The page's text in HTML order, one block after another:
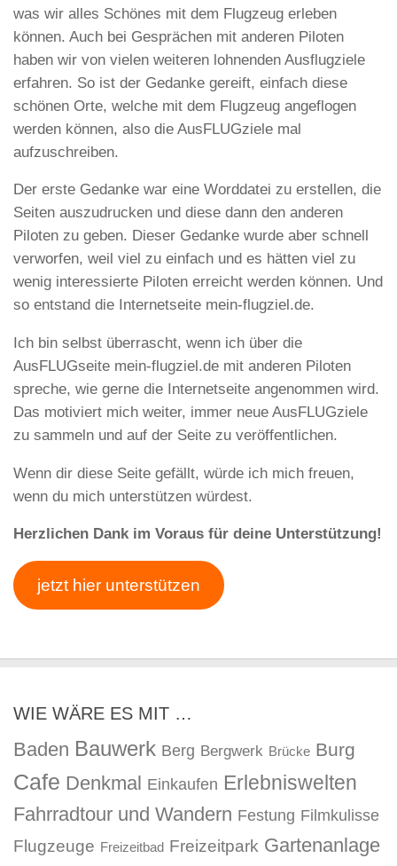
was wir alles Schönes mit dem Flugzeug erleben
können. Auch bei Gesprächen mit anderen Piloten
haben wir von vielen weiteren lohnenden Ausflugziele
erfahren. So ist der Gedanke gereift, einfach diese
schönen Orte, welche mit dem Flugzeug angeflogen
werden können, also die AusFLUGziele mal
aufzuschreiben.
Der erste Gedanke war eine Worddatei zu erstellen, die
Seiten auszudrucken und diese dann den anderen
Piloten zu geben. Dieser Gedanke wurde aber schnell
verworfen, weil viel zu einfach und es hätten viel zu
wenig interessierte Piloten erreicht werden können. Und
so entstand die Internetseite mein-flugziel.de.
Ich bin selbst überrascht, wenn ich über die
AusFLUGseite mein-flugziel.de mit anderen Piloten
spreche, wie gerne die Internetseite angenommen wird.
Das motiviert mich weiter, immer neue AusFLUGziele
zu sammeln und auf der Seite zu veröffentlichen.
Wenn dir diese Seite gefällt, würde ich mich freuen,
wenn du mich unterstützen würdest.
Herzlichen Dank im Voraus für deine Unterstützung!
jetzt hier unterstützen
WIE WÄRE ES MIT …
Baden Bauwerk Berg Bergwerk Brücke Burg
Cafe Denkmal Einkaufen Erlebniswelten
Fahrradtour und Wandern Festung Filmkulisse
Flugzeuge Freizeitbad Freizeitpark Gartenanlage